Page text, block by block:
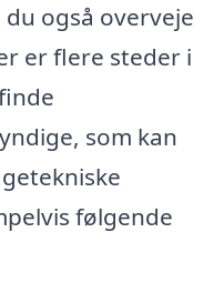
også overveje
er flere steder i
som kan
følgende